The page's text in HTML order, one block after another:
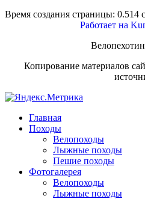
Время создания страницы: 0.514
Работает на
Копирование материалов
Главная
Походы
Велопоходы
Лыжные походы
Пешие походы
Фотогалерея
Велопоходы
Лыжные походы